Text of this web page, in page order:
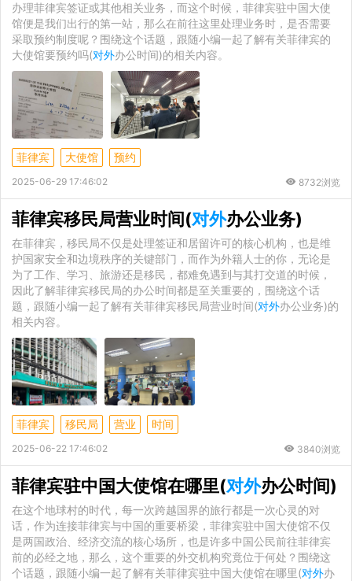
办理菲律宾签证或其他相关业务，而这个时候，菲律宾驻中国大使
馆便是我们出行的第一站，那么在前往这里处理业务时，是否需要
采取预约制度呢？围绕这个话题，跟随小编一起了解有关菲律宾的
大使馆要预约吗(对外办公时间)的相关内容。
菲律宾 大使馆 预约
2025-06-29 17:46:02 8732浏览
菲律宾移民局营业时间(对外办公业务)
在菲律宾，移民局不仅是处理签证和居留许可的核心机构，也是维
护国家安全和边境秩序的关键部门，而作为外籍人士的你，无论是
为了工作、学习、旅游还是移民，都难免遇到与其打交道的时候，
因此了解菲律宾移民局的办公时间都是至关重要的，围绕这个话
题，跟随小编一起了解有关菲律宾移民局营业时间(对外办公业务)的
相关内容。
菲律宾 移民局 营业 时间
2025-06-22 17:46:02 3840浏览
菲律宾驻中国大使馆在哪里(对外办公时间)
在这个地球村的时代，每一次跨越国界的旅行都是一次心灵的对
话，作为连接菲律宾与中国的重要桥梁，菲律宾驻中国大使馆不仅
是两国政治、经济交流的核心场所，也是许多中国公民前往菲律宾
前的必经之地，那么，这个重要的外交机构究竟位于何处？围绕这
个话题，跟随小编一起了解有关菲律宾驻中国大使馆在哪里(对外办